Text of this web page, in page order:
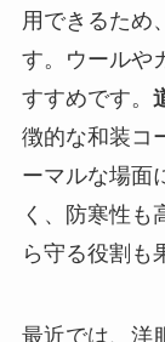
用できるため
す。ウールや
すすめです。
徴的な和装コ
ーマルな場面
く、防寒性も
ら守る役割も
最近では、洋